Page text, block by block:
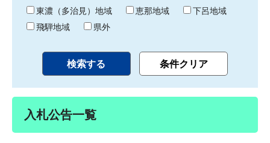
東濃（多治見）地域
恵那地域
下呂地域
飛騨地域
県外
入札公告一覧